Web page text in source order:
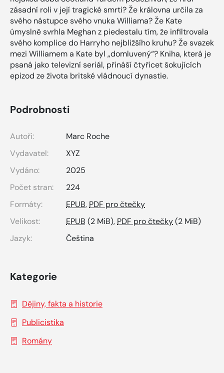
zásadní roli v její tragické smrti? Že královna určila za
svého nástupce svého vnuka Williama? Že Kate
úmyslně svrhla Meghan z piedestalu tím, že infiltrovala
svého komplice do Harryho nejbližšího kruhu? Že svazek
mezi Williamem a Kate byl „domluvený“? Kniha, která je
psaná jako televizní seriál, přináší čtyřicet šokujících
epizod ze života britské vládnoucí dynastie.
Podrobnosti
Autoři:
Marc Roche
Vydavatel:
XYZ
Vydáno:
2025
Počet stran:
224
Formáty:
EPUB, PDF pro čtečky
Velikost:
EPUB (2 MiB), PDF pro čtečky(2 MiB)
Jazyk:
Čeština
Kategorie
Dějiny, fakta a historie
Publicistika
Romány